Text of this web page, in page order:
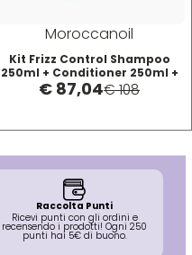
Muster
Muster & Dikson
R
reBond
Redken
Moroccanoil
Kit Frizz Control Shampoo
250ml + Conditioner 250ml +
Maschera 250ml
€ 87,04€ 108
Raccolta Punti
Ricevi punti con gli ordini e
recensendo i prodotti! Ogni 250
punti hai 5€ di buono.